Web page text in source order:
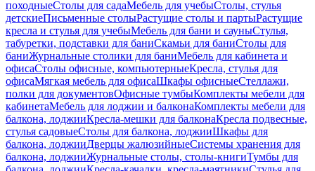
походныеСтолы для садаМебель для учебыСтолы, стулья
детскиеПисьменные столыРастущие столы и партыРастущие
кресла и стулья для учебыМебель для бани и сауныСтулья,
табуретки, подставки для баниСкамьи для баниСтолы для
баниЖурнальные столики для баниМебель для кабинета и
офисаСтолы офисные, компьютерныеКресла, стулья для
офисаМягкая мебель для офисаШкафы офисныеСтеллажи,
полки для документовОфисные тумбыКомплекты мебели для
кабинетаМебель для лоджии и балконаКомплекты мебели для
балкона, лоджииКресла-мешки для балконаКресла подвесные,
стулья садовыеСтолы для балкона, лоджииШкафы для
балкона, лоджииДверцы жалюзийныеСистемы хранения для
балкона, лоджииЖурнальные столы, столы-книгиТумбы для